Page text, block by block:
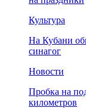
Культура
На Кубани
синагог
Новости
Пробка на
километров